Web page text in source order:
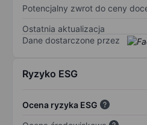
Potencjalny zwrot do ceny
Ostatnia aktualizacja
Dane dostarczone przez
Ryzyko ESG
Ocena ryzyka ESG